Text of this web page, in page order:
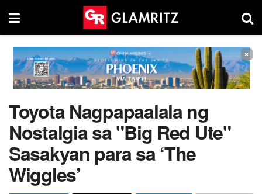
×
Toyota Nagpapaalala ng
Nostalgia sa "Big Red Ute"
Sasakyan para sa ‘The
Wiggles’